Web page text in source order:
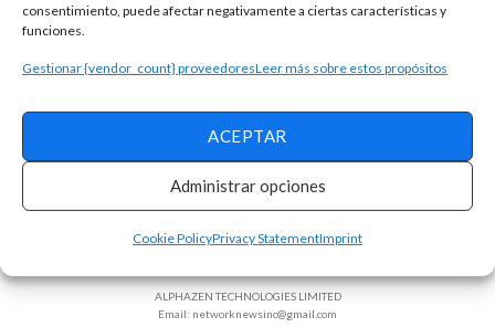
consentimiento, puede afectar negativamente a ciertas características y
funciones.
Gestionar {vendor_count} proveedoresLeer más sobre estos propósitos
ACEPTAR
Administrar opciones
Cookie PolicyPrivacy StatementImprint
Términos y condiciones
Política de Privacidad
Declaracion de privacidad
ALPHAZEN TECHNOLOGIES LIMITED
Email: networknewsinc@gmail.com